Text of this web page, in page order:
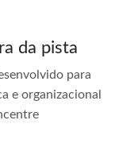
da pista
para
e organizacional